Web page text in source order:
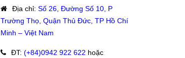
Địa chỉ: Số 26, Đường Số 10, P
Trường Thọ, Quận Thủ Đức, TP Hồ Chí
Minh – Việt Nam
ĐT: (+84)0942 922 622 hoặc: